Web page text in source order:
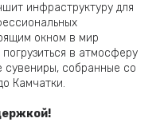
инфраструктуру для
окном в мир
в атмосферу
сувениры, собранные со
Камчатки.